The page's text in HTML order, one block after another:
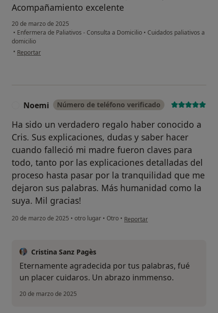
Acompañamiento excelente
20 de marzo de 2025
• Enfermera de Paliativos - Consulta a Domicilio • Cuidados paliativos a
domicilio
• en opinión del usuario Isabel
Reportar
Noemi Número de teléfono verificado
Ha sido un verdadero regalo haber conocido a
Cris. Sus explicaciones, dudas y saber hacer
cuando falleció mi madre fueron claves para
todo, tanto por las explicaciones detalladas del
proceso hasta pasar por la tranquilidad que me
dejaron sus palabras. Más humanidad como la
suya. Mil gracias!
20 de marzo de 2025 • otro lugar • Otro • en opinión del usuario Noemi
Reportar
Cristina Sanz Pagès
Eternamente agradecida por tus palabras, fué
un placer cuidaros. Un abrazo inmmenso.
20 de marzo de 2025